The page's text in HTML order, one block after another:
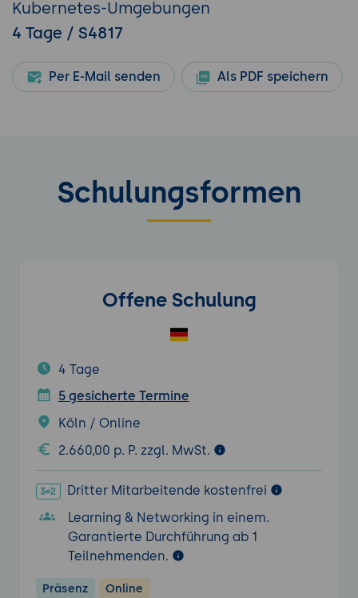
Kubernetes-Umgebungen
4 Tage / S4817
Per E-Mail senden Als PDF speichern
Schulungsformen
Offene Schulung
4 Tage
5 gesicherte Termine
Köln / Online
2.660,00 p. P. zzgl. MwSt.
Dritter Mitarbeitende kostenfrei
Learning & Networking in einem.
Garantierte Durchführung ab 1
Teilnehmenden.
Präsenz Online